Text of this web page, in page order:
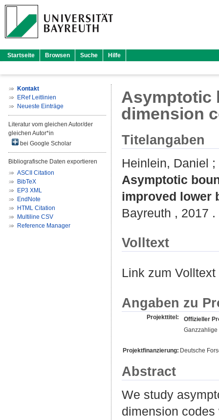
Startseite Browsen Suche Hilfe
Kontakt
ERef Leitlinien
Neueste Einträge
Literatur vom gleichen Autor/der
gleichen Autor*in
bei Google Scholar
Bibliografische Daten exportieren
ASCII Citation
BibTeX
EP3 XML
EndNote
HTML Citation
Multiline CSV
Reference Manager
Asymptotic
dimension
Titelangaben
Heinlein, Daniel ;
Asymptotic
improved lower
Bayreuth , 2017
Volltext
Link zum
Angaben zu
Projekttitel:
Offizieller
Ganzzahlige
Projektfinanzierung: Deutsche
Abstract
We study
dimension